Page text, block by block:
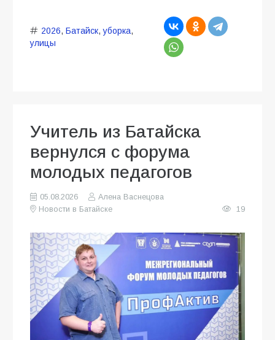
2026, Батайск,уборка,
улицы
Учитель из Батайска
вернулся с форума
молодых педагогов
05.08.2026
Алена Васнецова
Новости в Батайске
19